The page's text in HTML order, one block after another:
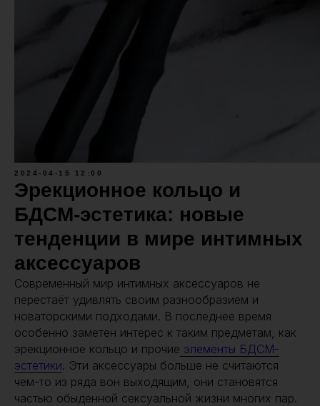
2024-04-15 12:00
Эрекционное кольцо и
БДСМ-эстетика: новые
тенденции в мире интимных
аксессуаров
Современный мир интимных аксессуаров не
перестаёт удивлять своим разнообразием и
новаторскими подходами. В последнее время
особенно заметен интерес к таким предметам, как
эрекционное кольцо и прочие элементы БДСМ-
эстетики. Эти аксессуары больше не считаются
чем-то из ряда вон выходящим, они становятся
частью обыденной сексуальной жизни многих пар.